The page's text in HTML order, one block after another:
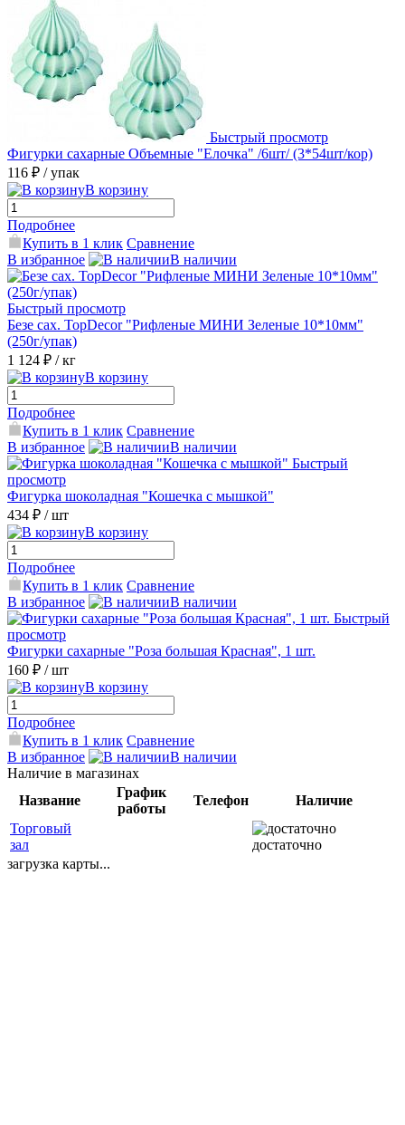
Быстрый просмотр
Фигурки сахарные Объемные "Елочка" /6шт/ (3*54шт/кор)
116 ₽ / упак
В корзину
Подробнее
Купить в 1 клик Сравнение
В избранное
В наличии
Быстрый просмотр
Безе сах. TopDecor "Рифленые МИНИ Зеленые 10*10мм"
(250г/упак)
1 124 ₽ / кг
В корзину
Подробнее
Купить в 1 клик Сравнение
В избранное
В наличии
Быстрый
просмотр
Фигурка шоколадная "Кошечка с мышкой"
434 ₽ / шт
В корзину
Подробнее
Купить в 1 клик Сравнение
В избранное
В наличии
Быстрый
просмотр
Фигурки сахарные "Роза большая Красная", 1 шт.
160 ₽ / шт
В корзину
Подробнее
Купить в 1 клик Сравнение
В избранное
В наличии
Наличие в магазинах
Название
График
работы
Телефон
Наличие
Торговый
зал
достаточно
загрузка карты...